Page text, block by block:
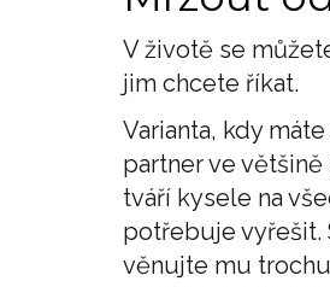
V životě se
jim chcete říkat.
Varianta, kdy
partner ve
tváří kysele na
potřebuje vyřešit.
věnujte mu